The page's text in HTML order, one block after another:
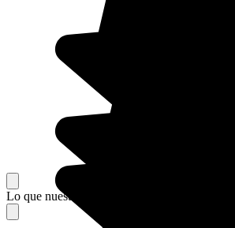
Lo que nuestros viajeros piensan de su estancia